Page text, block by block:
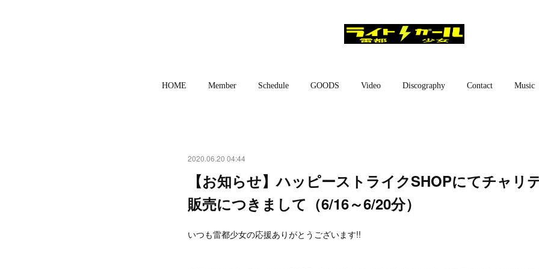
HOME Member Schedule GOODS Video Discography Contact Music
2020.06.20 04:44
【お知らせ】ハッピーストライクSHOPにてチャリ
販売につきまして（6/16～6/20分）
いつも雷都少女の応援ありがとうございます!!